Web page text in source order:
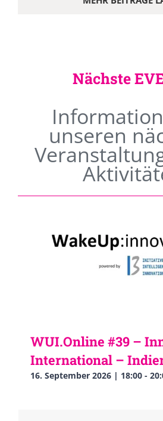
Nächste
unseren
WUI.Online #39 –
International –
16. September 2026 | 18:00 -